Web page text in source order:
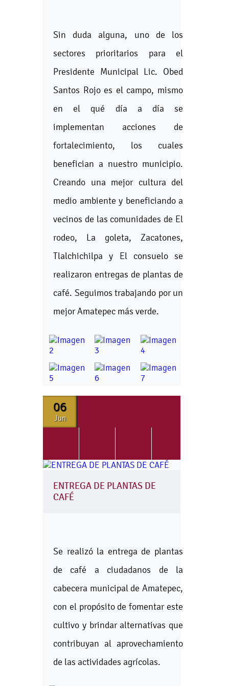
Sin duda alguna, uno de los
sectores prioritarios para el
Presidente Municipal Lic. Obed
Santos Rojo es el campo, mismo
en el qué día a día se
implementan acciones de
fortalecimiento, los cuales
benefician a nuestro municipio.
Creando una mejor cultura del
medio ambiente y beneficiando a
vecinos de las comunidades de El
rodeo, La goleta, Zacatones,
Tlalchichilpa y El consuelo se
realizaron entregas de plantas de
café. Seguimos trabajando por un
mejor Amatepec más verde.
06
Jun
ENTREGA DE PLANTAS DE
CAFÉ
Se realizó la entrega de plantas
de café a ciudadanos de la
cabecera municipal de Amatepec,
con el propósito de fomentar este
cultivo y brindar alternativas que
contribuyan al aprovechamiento
de las actividades agrícolas.